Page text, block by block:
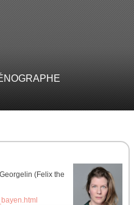
(Felix the